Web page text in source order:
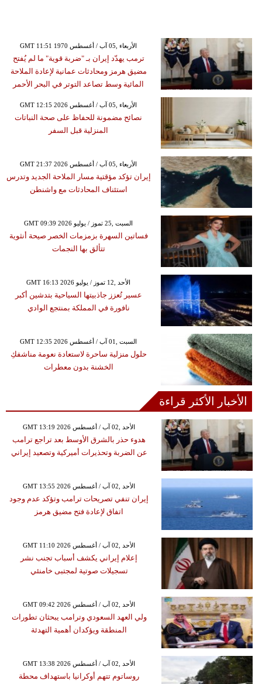
GMT 11:51 1970 الأربعاء ,05 آب / أغسطس
ترمب يهدّد إيران بـ "ضربة قوية" ما لم يُفتح
مضيق هرمز ومحادثات عمانية لإعادة الملاحة
المائية وسط تصاعد التوتر في البحر الأحمر
GMT 12:15 2026 الأربعاء ,05 آب / أغسطس
نصائح مضمونة للحفاظ على صحة النباتات
المنزلية قبل السفر
GMT 21:37 2026 الأربعاء ,05 آب / أغسطس
إيران تؤكد مؤقتية مسار الملاحة الجديد وتدرس
استئناف المحادثات مع واشنطن
GMT 09:39 2026 السبت ,25 تموز / يوليو
فساتين السهرة بزمزمات الخصر صيحة أنثوية
تتألق بها النجمات
GMT 16:13 2026 الأحد ,12 تموز / يوليو
عسير تُعزز جاذبيتها السياحية بتدشين أكبر
نافورة في المملكة بمنتجع الوادي
GMT 12:35 2026 السبت ,01 آب / أغسطس
حلول منزلية ساحرة لاستعادة نعومة مناشفكِ
الخشنة بدون معطرات
الأخبار الأكثر قراءة
GMT 13:19 2026 الأحد ,02 آب / أغسطس
هدوء حذر بالشرق الأوسط بعد تراجع ترامب
عن الضربة وتحذيرات أميركية وتصعيد إيراني
GMT 13:55 2026 الأحد ,02 آب / أغسطس
إيران تنفي تصريحات ترامب وتؤكد عدم وجود
اتفاق لإعادة فتح مضيق هرمز
GMT 11:10 2026 الأحد ,02 آب / أغسطس
إعلام إيراني يكشف أسباب تجنب نشر
تسجيلات صوتية لمجتبى خامنئي
GMT 09:42 2026 الأحد ,02 آب / أغسطس
ولي العهد السعودي وترامب يبحثان تطورات
المنطقة ويؤكدان أهمية التهدئة
GMT 13:38 2026 الأحد ,02 آب / أغسطس
روساتوم تتهم أوكرانيا باستهداف محطة